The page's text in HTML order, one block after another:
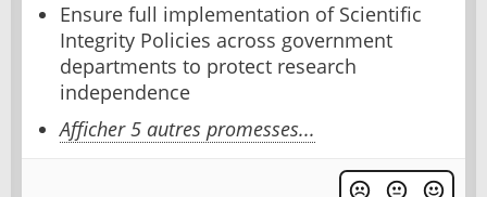
Ensure full implementation of Scientific
Integrity Policies across government
departments to protect research
independence
Afficher 5 autres promesses...